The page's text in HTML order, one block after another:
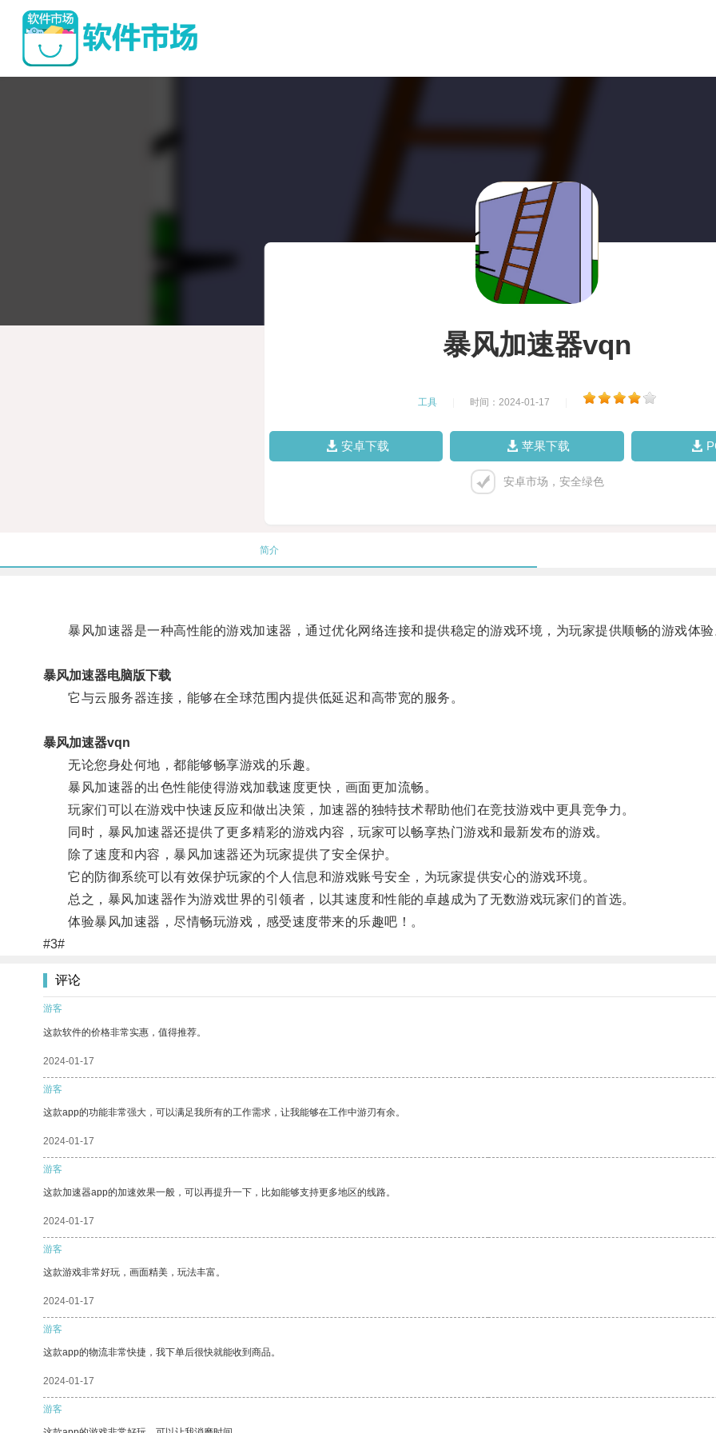
暴风加速器vqn
工具 时间：2024-01-17
安卓下载 苹果下载
安卓市场，安全绿色
简介
暴风加速器是一种高性能的游戏加速器，通过优化网络连接和提供稳定的游戏环境，为玩家提供顺畅的游戏体验
暴风加速器电脑版下载
它与云服务器连接，能够在全球范围内提供低延迟和高带宽的服务。
暴风加速器vqn
无论您身处何地，都能够畅享游戏的乐趣。
暴风加速器的出色性能使得游戏加载速度更快，画面更加流畅。
玩家们可以在游戏中快速反应和做出决策，加速器的独特技术帮助他们在竞技游戏中更具竞争力。
同时，暴风加速器还提供了更多精彩的游戏内容，玩家可以畅享热门游戏和最新发布的游戏。
除了速度和内容，暴风加速器还为玩家提供了安全保护。
它的防御系统可以有效保护玩家的个人信息和游戏账号安全，为玩家提供安心的游戏环境。
总之，暴风加速器作为游戏世界的引领者，以其速度和性能的卓越成为了无数游戏玩家们的首选。
体验暴风加速器，尽情畅玩游戏，感受速度带来的乐趣吧！。
#3#
评论
游客
这款软件的价格非常实惠，值得推荐。
2024-01-17
游客
这款app的功能非常强大，可以满足我所有的工作需求，让我能够在工作中游刃有余。
2024-01-17
游客
这款加速器app的加速效果一般，可以再提升一下，比如能够支持更多地区的线路。
2024-01-17
游客
这款游戏非常好玩，画面精美，玩法丰富。
2024-01-17
游客
这款app的物流非常快捷，我下单后很快就能收到商品。
2024-01-17
游客